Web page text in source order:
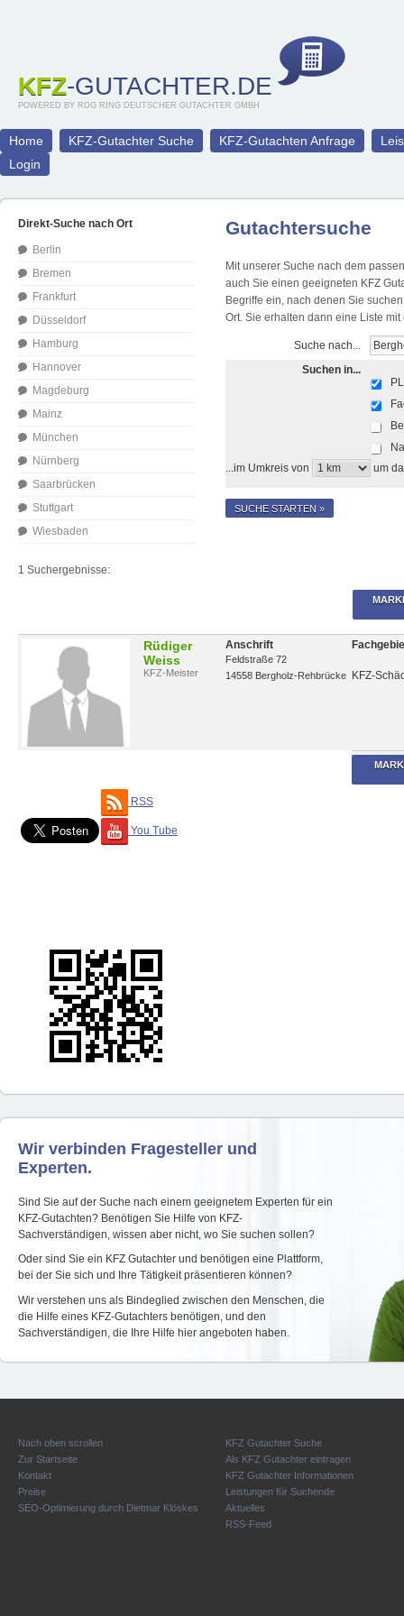
KFZ-GUTACHTER.DE
POWERED BY RDG RING DEUTSCHER GUTACHTER GMBH
Home KFZ-Gutachter Suche KFZ-Gutachten Anfrage
Login
Direkt-Suche nach Ort
Berlin
Bremen
Frankfurt
Düsseldorf
Hamburg
Hannover
Magdeburg
Mainz
München
Nürnberg
Saarbrücken
Stuttgart
Wiesbaden
Gutachtersuche
Mit unserer Suche nach dem
auch Sie einen geeigneten KFZ
Begriffe ein, nach denen Sie
Ort. Sie erhalten dann eine Liste
Suche nach...
Suchen in...
...im Umkreis von
um
SUCHE STARTEN »
1 Suchergebnisse:
Rüdiger
Weiss
KFZ-Meister
Anschrift
Feldstraße 72
14558 Bergholz-Rehbrücke KFZ-
RSS
You Tube
Wir verbinden Fragesteller und
Experten.
Sind Sie auf der Suche nach einem geeignetem Experten für ein
KFZ-Gutachten? Benötigen Sie Hilfe von KFZ-
Sachverständigen, wissen aber nicht, wo Sie suchen sollen?
Oder sind Sie ein KFZ Gutachter und benötigen eine Plattform,
bei der Sie sich und Ihre Tätigkeit präsentieren können?
Wir verstehen uns als Bindeglied zwischen den Menschen, die
die Hilfe eines KFZ-Gutachters benötigen, und den
Sachverständigen, die Ihre Hilfe hier angeboten haben.
Nach oben scrollen
Zur Startseite
Kontakt
Preise
SEO-Optimierung durch Dietmar Klöskes
KFZ Gutachter Suche
Als KFZ Gutachter eintragen
KFZ Gutachter Informationen
Leistungen für Suchende
Aktuelles
RSS-Feed